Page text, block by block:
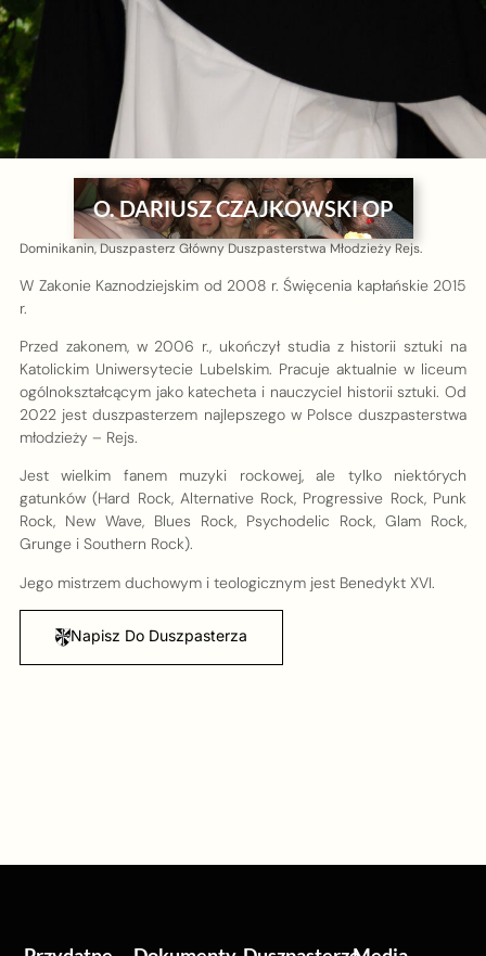
O. DARIUSZ CZAJKOWSKI OP
Dominikanin, Duszpasterz Główny Duszpasterstwa Młodzieży Rejs.
W Zakonie Kaznodziejskim od 2008 r. Święcenia kapłańskie 2015
r.
Przed zakonem, w 2006 r., ukończył studia z historii sztuki na
Katolickim Uniwersytecie Lubelskim. Pracuje aktualnie w liceum
ogólnokształcącym jako katecheta i nauczyciel historii sztuki. Od
2022 jest duszpasterzem najlepszego w Polsce duszpasterstwa
młodzieży – Rejs.
Jest wielkim fanem muzyki rockowej, ale tylko niektórych
gatunków (Hard Rock, Alternative Rock, Progressive Rock, Punk
Rock, New Wave, Blues Rock, Psychodelic Rock, Glam Rock,
Grunge i Southern Rock).
Jego mistrzem duchowym i teologicznym jest Benedykt XVI.
Napisz Do Duszpasterza